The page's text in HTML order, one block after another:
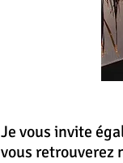
Je vous invite
vous retrouverez